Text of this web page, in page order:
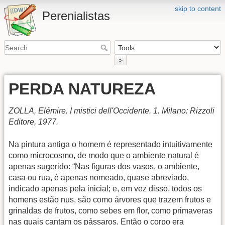
skip to content
Perenialistas
>
PERDA NATUREZA
ZOLLA, Elémire. I mistici dell'Occidente. 1. Milano: Rizzoli
Editore, 1977.
Na pintura antiga o homem é representado intuitivamente
como microcosmo, de modo que o ambiente natural é
apenas sugerido: “Nas figuras dos vasos, o ambiente,
casa ou rua, é apenas nomeado, quase abreviado,
indicado apenas pela inicial; e, em vez disso, todos os
homens estão nus, são como árvores que trazem frutos e
grinaldas de frutos, como sebes em flor, como primaveras
nas quais cantam os pássaros. Então o corpo era